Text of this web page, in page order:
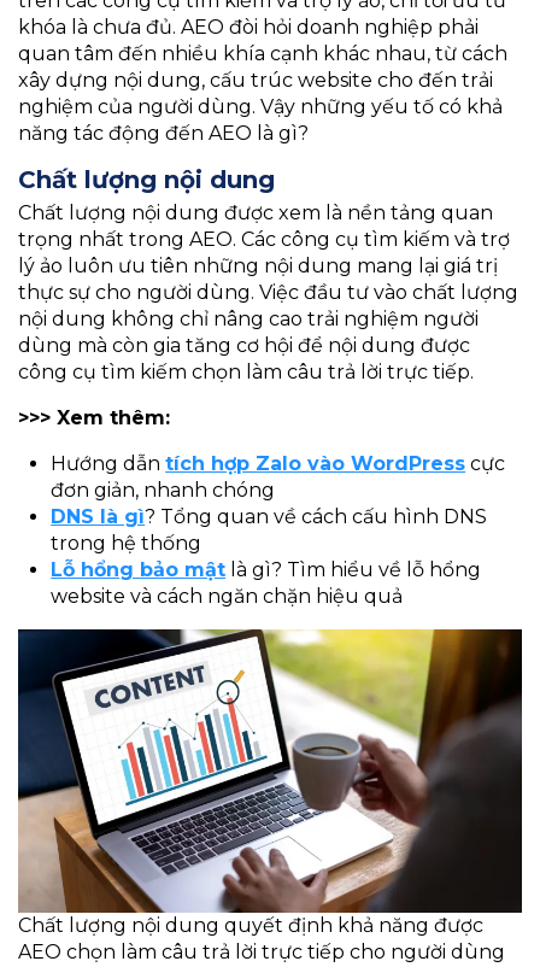
khóa là chưa đủ. AEO đòi hỏi doanh nghiệp phải
quan tâm đến nhiều khía cạnh khác nhau, từ cách
xây dựng nội dung, cấu trúc website cho đến trải
nghiệm của người dùng. Vậy những yếu tố có khả
năng tác động đến AEO là gì?
Chất lượng nội dung
Chất lượng nội dung được xem là nền tảng quan
trọng nhất trong AEO. Các công cụ tìm kiếm và trợ
lý ảo luôn ưu tiên những nội dung mang lại giá trị
thực sự cho người dùng. Việc đầu tư vào chất lượng
nội dung không chỉ nâng cao trải nghiệm người
dùng mà còn gia tăng cơ hội để nội dung được
công cụ tìm kiếm chọn làm câu trả lời trực tiếp.
>>> Xem thêm:
Hướng dẫntích hợp Zalo vào WordPress cực
đơn giản, nhanh chóng
DNS là gì? Tổng quan về cách cấu hình DNS
trong hệ thống
Lỗ hổng bảo mật là gì? Tìm hiểu về lỗ hổng
website và cách ngăn chặn hiệu quả
Chất lượng nội dung quyết định khả năng được
AEO chọn làm câu trả lời trực tiếp cho người dùng